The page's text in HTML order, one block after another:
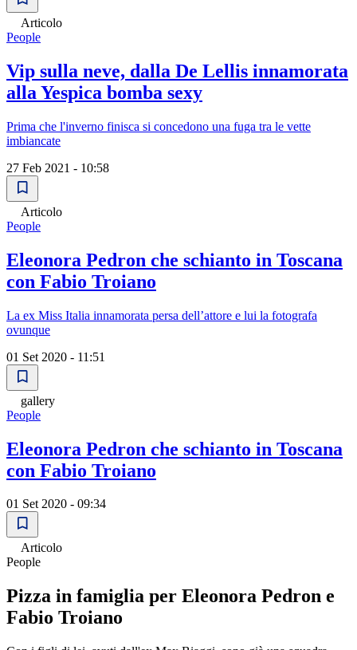
Articolo
People
Vip sulla neve, dalla De Lellis innamorata
alla Yespica bomba sexy
Prima che l'inverno finisca si concedono una fuga tra le vette
imbiancate
27 Feb 2021 - 10:58
Articolo
People
Eleonora Pedron che schianto in Toscana
con Fabio Troiano
La ex Miss Italia innamorata persa dell’attore e lui la fotografa
ovunque
01 Set 2020 - 11:51
gallery
People
Eleonora Pedron che schianto in Toscana
con Fabio Troiano
01 Set 2020 - 09:34
Articolo
People
Pizza in famiglia per Eleonora Pedron e
Fabio Troiano